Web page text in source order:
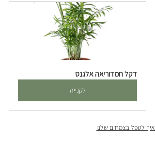
דקל חמדוריאה אלגנס
לקנייה
איך לטפל בצמחים שלנו